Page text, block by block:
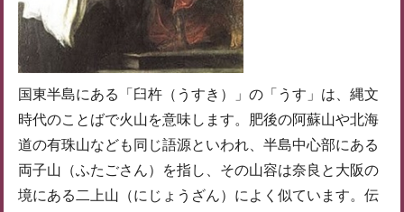
国東半島にある「臼杵（うすき）」の「うす」は、縄文
時代のことばで火山を意味します。肥後の阿蘇山や北海
道の有珠山なども同じ語源といわれ、半島中心部にある
両子山（ふたごさん）を指し、その山容は奈良と大阪の
境にある二上山（にじょうざん）によく似ています。伝